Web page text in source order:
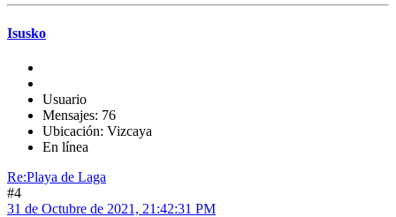
Isusko
Usuario
Mensajes: 76
Ubicación: Vizcaya
En línea
Re:Playa de Laga
#4
31 de Octubre de 2021, 21:42:31 PM